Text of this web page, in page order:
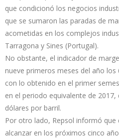
que condicionó los negocios
que se sumaron las paradas de
acometidas en los complejos
Tarragona y Sines (Portugal).
No obstante, el indicador de
nueve primeros meses del año
con lo obtenido en el primer
en el periodo equivalente de
dólares por barril.
Por otro lado, Repsol informó que
alcanzar en los próximos cinco